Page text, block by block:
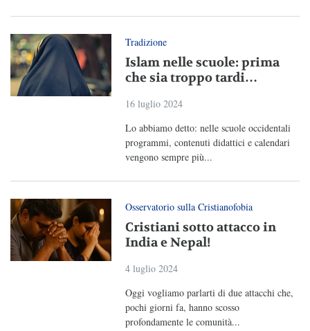
Tradizione
Islam nelle scuole: prima
che sia troppo tardi…
16 luglio 2024
Lo abbiamo detto: nelle scuole occidentali
programmi, contenuti didattici e calendari
vengono sempre più...
Osservatorio sulla Cristianofobia
Cristiani sotto attacco in
India e Nepal!
4 luglio 2024
Oggi vogliamo parlarti di due attacchi che,
pochi giorni fa, hanno scosso
profondamente le comunità...